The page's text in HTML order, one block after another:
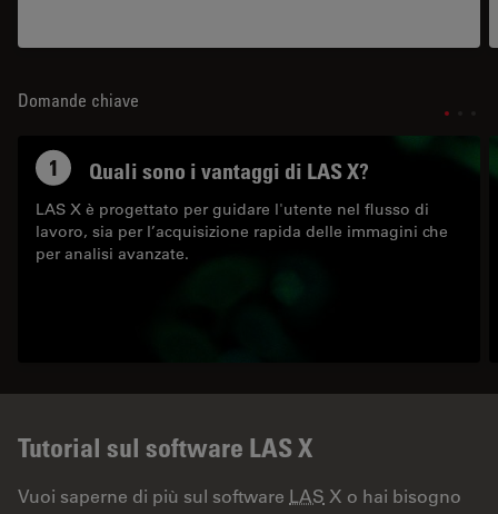
Domande chiave
1 Quali sono i vantaggi di LAS X?
LAS X è progettato per guidare l'utente nel flusso di
lavoro, sia per l’acquisizione rapida delle immagini che
per analisi avanzate.
Tutorial sul software LAS X
Vuoi saperne di più sul software LAS X o hai bisogno